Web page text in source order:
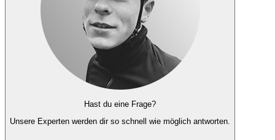
Hast du eine Frage?
Unsere Experten werden dir so schnell wie möglich antworten.